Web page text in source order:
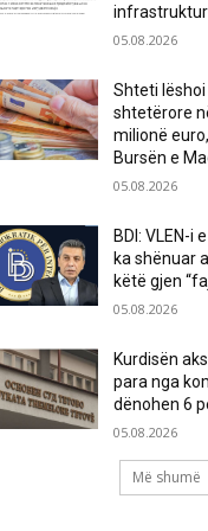
05.08.2026
Shteti
shtetërore
milionë
Bursën e
05.08.2026
BDI: VLEN-i
ka shënuar
këtë gjen
05.08.2026
Kurdisën
para nga
dënohen 6
05.08.2026
Më shumë